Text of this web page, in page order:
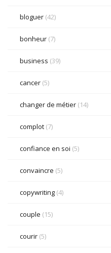
bloguer (42)
bonheur (7)
business (39)
cancer (5)
changer de métier (14)
complot (7)
confiance en soi (5)
convaincre (5)
copywriting (4)
couple (15)
courir (5)